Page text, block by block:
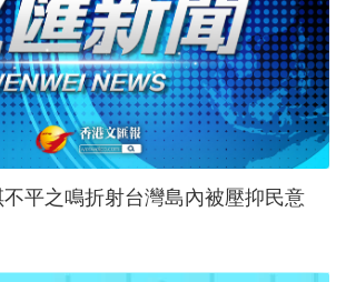
不平之鳴折射台灣島內被壓抑民意